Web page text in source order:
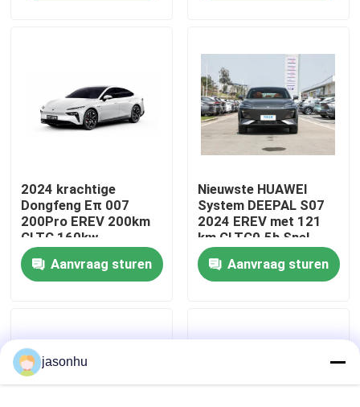
Fabrieksreis
Contacteer ons
Vraag een offerte aan
Zuivere Elektrische Auto's
2024 krachtige
Dongfeng Eπ 007
200Pro EREV 200km
CLTC 160kw
motorkracht 310N.m
koppel met 7,2s 0-
100km/h versnelling
Aanvraag sturen
Nieuwste HUAWEI
System DEEPAL S07
2024 EREV met 121
km CLTC0.5h Snel
opladen Tijd 175kW
Maximaal vermogen
320N.m Koppel
Aanvraag sturen
jasonhu